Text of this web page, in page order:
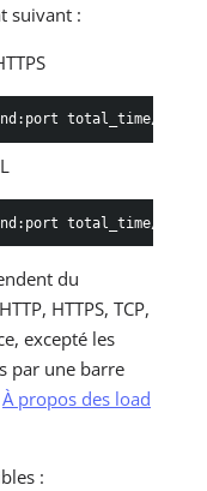
suivant :
total_time/
total_time/
du
HTTPS, TCP,
excepté les
par une barre
À propos des load
: